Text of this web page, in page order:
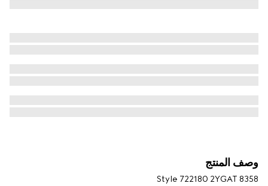
وصف المنتج
Style ‎722180 2YGAT 8358